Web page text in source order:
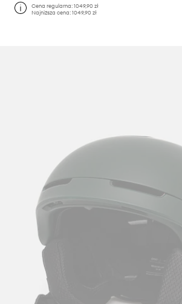
Cena regularna:1049,90 zł
Najniższa cena:1049,90 zł